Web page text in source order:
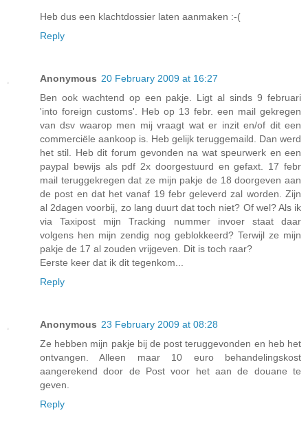
Heb dus een klachtdossier laten aanmaken :-(
Reply
Anonymous 20 February 2009 at 16:27
Ben ook wachtend op een pakje. Ligt al sinds 9 februari
'into foreign customs'. Heb op 13 febr. een mail gekregen
van dsv waarop men mij vraagt wat er inzit en/of dit een
commerciële aankoop is. Heb gelijk teruggemaild. Dan werd
het stil. Heb dit forum gevonden na wat speurwerk en een
paypal bewijs als pdf 2x doorgestuurd en gefaxt. 17 febr
mail teruggekregen dat ze mijn pakje de 18 doorgeven aan
de post en dat het vanaf 19 febr geleverd zal worden. Zijn
al 2dagen voorbij, zo lang duurt dat toch niet? Of wel? Als ik
via Taxipost mijn Tracking nummer invoer staat daar
volgens hen mijn zendig nog geblokkeerd? Terwijl ze mijn
pakje de 17 al zouden vrijgeven. Dit is toch raar?
Eerste keer dat ik dit tegenkom...
Reply
Anonymous 23 February 2009 at 08:28
Ze hebben mijn pakje bij de post teruggevonden en heb het
ontvangen. Alleen maar 10 euro behandelingskost
aangerekend door de Post voor het aan de douane te
geven.
Reply